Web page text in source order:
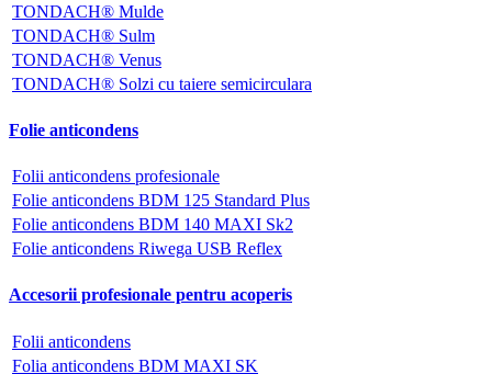
TONDACH® Mulde
TONDACH® Sulm
TONDACH® Venus
TONDACH® Solzi cu taiere semicirculara
Folie anticondens
Folii anticondens profesionale
Folie anticondens BDM 125 Standard Plus
Folie anticondens BDM 140 MAXI Sk2
Folie anticondens Riwega USB Reflex
Accesorii profesionale pentru acoperis
Folii anticondens
Folia anticondens BDM MAXI SK